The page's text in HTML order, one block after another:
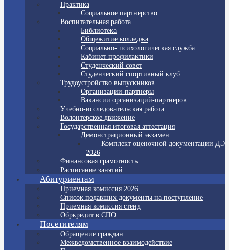
Практика
Социальное партнерство
Воспитательная работа
Библиотека
Общежитие колледжа
Социально- психологическая служба
Кабинет профилактики
Студенческий совет
Студенческий спортивный клуб
Трудоустройство выпускников
Организации-партнеры
Вакансии организаций-партнеров
Учебно-исследовательская работа
Волонтерское движение
Государственная итоговая аттестация
Демонстрационный экзамен
Комплект оценочной документации ДЭ
2026
Финансовая грамотность
Расписание занятий
Абитуриентам
Приемная комиссия 2026
Список подавших документы на поступление
Приемная комиссия стенд
Обркредит в СПО
Посетителям
Обращение граждан
Межведомственное взаимодействие